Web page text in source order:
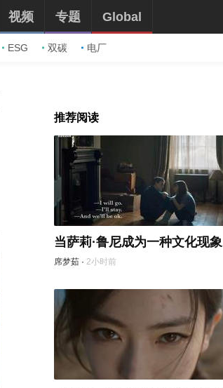
ESG 双碳 电厂
视频 专题 Global
推荐阅读
当萨莉·鲁尼成为一种文化现象
席梦茹 · 2小时前